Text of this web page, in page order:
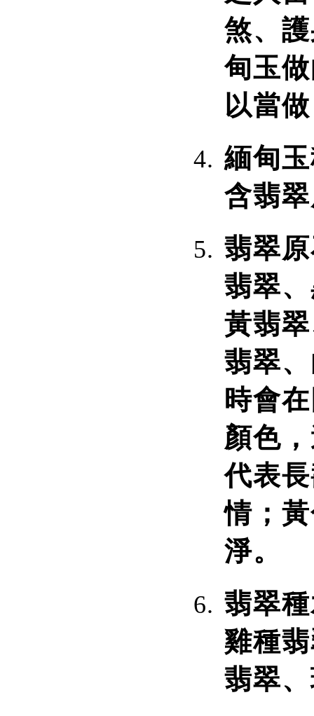
煞、
甸玉
以當
緬甸
含翡
翡翠
翡翠
黃翡
翡翠
時會
顏色
代表
情；
淨。
翡翠
雞種
翡翠